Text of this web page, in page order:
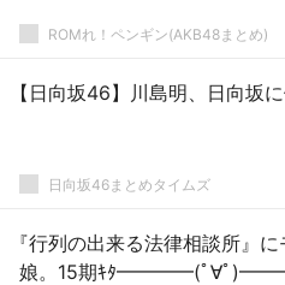
ROMれ！ペンギン(AKB48まとめ)
【日向坂46】川島明、日向坂
日向坂46まとめタイムズ
『行列の出来る法律相談所』
娘。15期ｷﾀ━━━━(ﾟ∀ﾟ